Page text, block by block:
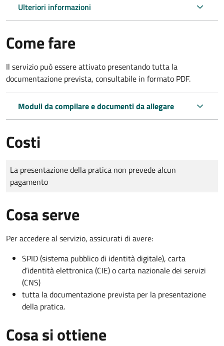
Ulteriori informazioni
Come fare
Il servizio può essere attivato presentando tutta la
documentazione prevista, consultabile in formato PDF.
Moduli da compilare e documenti da allegare
Costi
Tipo di pagamento
Importo
La presentazione della pratica non prevede alcun
pagamento
Cosa serve
Per accedere al servizio, assicurati di avere:
SPID (sistema pubblico di identità digitale), carta
d’identità elettronica (CIE) o carta nazionale dei servizi
(CNS)
tutta la documentazione prevista per la presentazione
della pratica.
Cosa si ottiene